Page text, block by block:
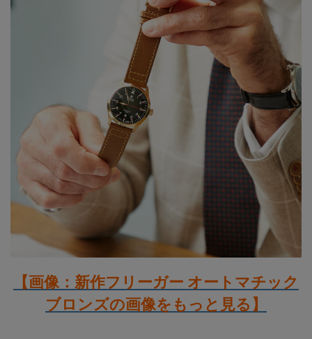
【画像：新作フリーガー オートマチック
ブロンズの画像をもっと見る】